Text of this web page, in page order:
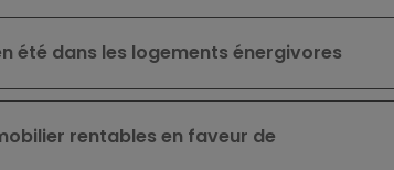
été dans les logements énergivores
rentables en faveur de